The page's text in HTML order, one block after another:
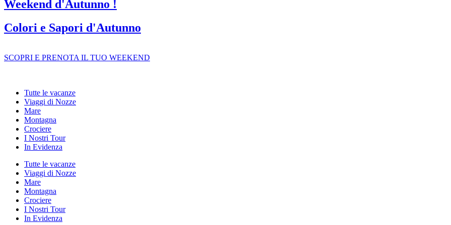
Weekend d'Autunno !
Colori e Sapori d'Autunno
SCOPRI E PRENOTA IL TUO WEEKEND
Tutte le vacanze
Viaggi di Nozze
Mare
Montagna
Crociere
I Nostri Tour
In Evidenza
Tutte le vacanze
Viaggi di Nozze
Mare
Montagna
Crociere
I Nostri Tour
In Evidenza